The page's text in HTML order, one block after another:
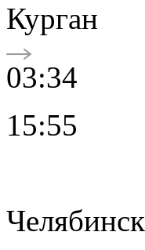
Курган
03:34
15:55
Челябинск